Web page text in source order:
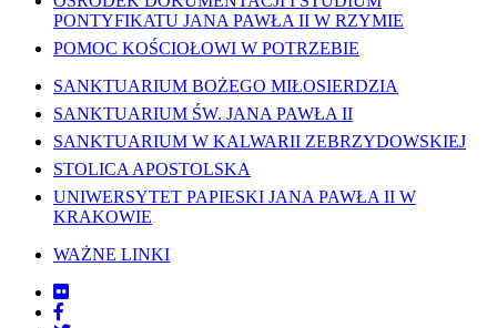
PONTYFIKATU JANA PAWŁA II W RZYMIE
POMOC KOŚCIOŁOWI W POTRZEBIE
SANKTUARIUM BOŻEGO MIŁOSIERDZIA
SANKTUARIUM ŚW. JANA PAWŁA II
SANKTUARIUM W KALWARII ZEBRZYDOWSKIEJ
STOLICA APOSTOLSKA
UNIWERSYTET PAPIESKI JANA PAWŁA II W
KRAKOWIE
WAŻNE LINKI